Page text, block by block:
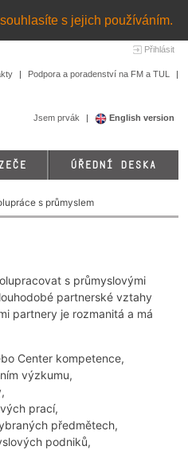
s jejich používáním.
Přihlásit
Podpora a poradenství na FM a TUL
Jsem prvák English version
ÚŘEDNÍ DESKA
s průmyslem
s průmyslovými
partnerské vztahy
partnery je rozmanitá a má
Center kompetence,
výzkumu,
prací,
předmětech,
podniků,